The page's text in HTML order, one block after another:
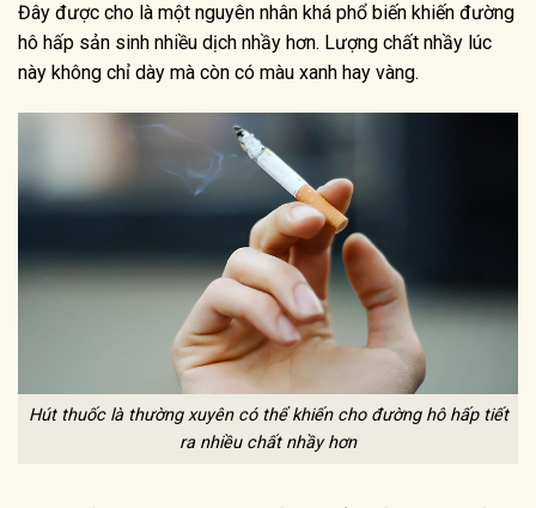
Đây được cho là một nguyên nhân khá phổ biến khiến đường
hô hấp sản sinh nhiều dịch nhầy hơn. Lượng chất nhầy lúc
này không chỉ dày mà còn có màu xanh hay vàng.
Hút thuốc là thường xuyên có thể khiến cho đường hô hấp tiết
ra nhiều chất nhầy hơn